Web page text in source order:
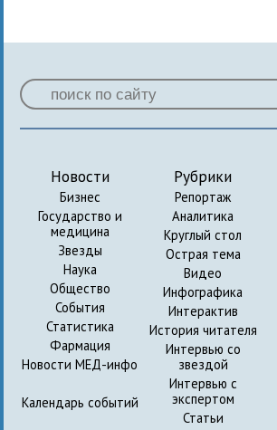
Новости
Бизнес
Государство и
медицина
Звезды
Наука
Общество
События
Статистика
Фармация
Новости МЕД-инфо
Календарь событий
Рубрики
Репортаж
Аналитика
Круглый стол
Острая тема
Видео
Инфографика
Интерактив
История читателя
Интервью со
звездой
Интервью с
экспертом
Статьи